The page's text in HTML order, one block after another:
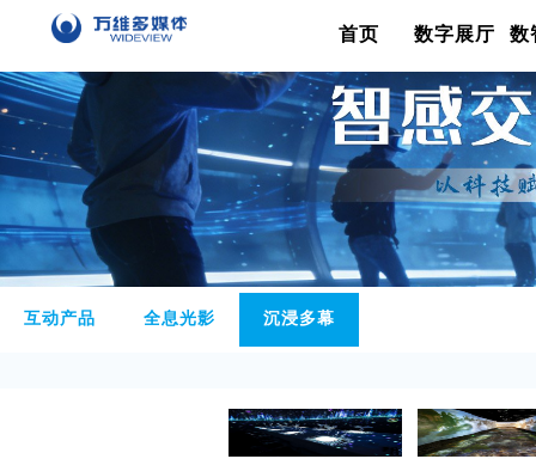
首页 数字展厅 数
互动产品 全息光影 沉浸多幕